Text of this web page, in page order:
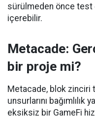
sürülmeden önce
içerebilir.
Metacade:
bir proje mi?
Metacade, blok zinciri
unsurlarını
eksiksiz bir GameFi